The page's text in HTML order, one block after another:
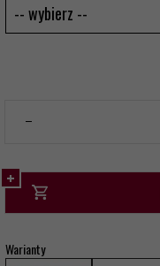
-- wybierz --
Warianty